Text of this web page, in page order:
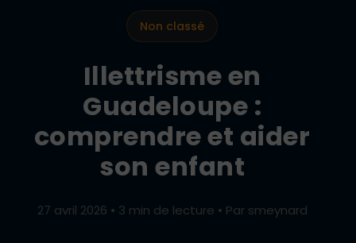
Non classé
Illettrisme en
Guadeloupe :
comprendre et aider
son enfant
27 avril 2026 • 3 min de lecture • Par smeynard